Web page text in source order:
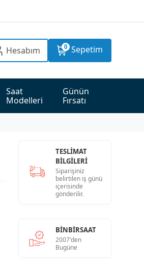
Hesabım 0 Sepetim
Saat
Modelleri
Günün
Fırsatı
TESLİMAT
BİLGİLERİ
Siparişiniz
belirtilen iş günü
içerisinde
gönderilir.
BINBIRSAAT
2007'den
Bugüne